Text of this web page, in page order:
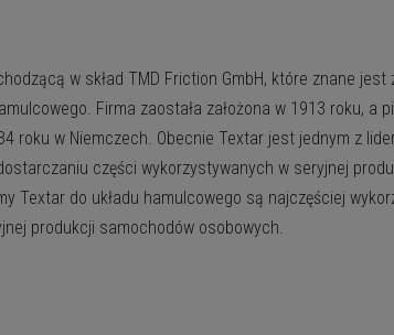
w skład TMD Friction GmbH, które znane
Firma zaostała założona w 1913 roku, a
roku w Niemczech. Obecnie Textar jest jednym z
części wykorzystywanych w seryjnej
Textar do układu hamulcowego są najczęściej
produkcji samochodów osobowych.
witryny. Bez tych plików
prawidłowo. Pomagają uczynić
działań odwiedzających na
użytkowników i informacje o
do większej liczby grup
Nie masz konta?
Zarejestruj się tutaj
Korzyści z własnego konta:
- dostęp do ciekawych promocji, kodów zniżkowych i